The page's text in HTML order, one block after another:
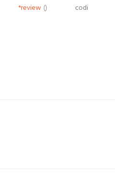
*review () codi